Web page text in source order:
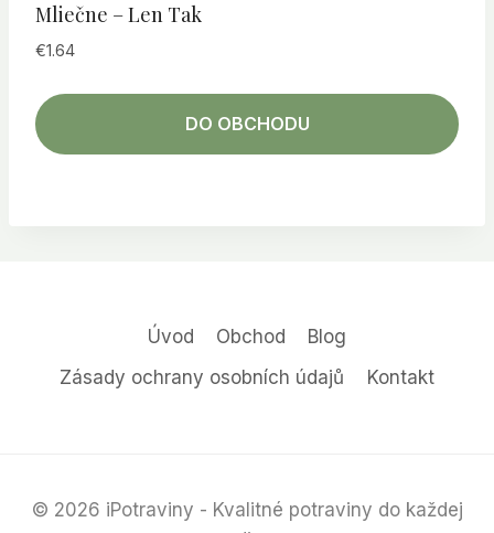
Mliečne – Len Tak
€1.64
DO OBCHODU
Úvod Obchod
Blog
Zásady ochrany osobních údajů
Kontakt
© 2026 iPotraviny - Kvalitné potraviny do každej